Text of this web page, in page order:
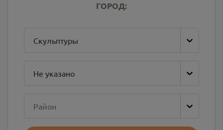
ГОРОД:
Скульптуры
Не указано
Район